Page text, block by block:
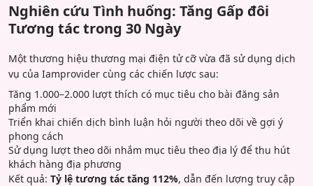
Nghiên cứu Tình huống: Tăng Gấp đôi
Tương tác trong 30 Ngày
Một thương hiệu thương mại điện tử cỡ vừa đã sử dụng dịch
vụ của Iamprovider cùng các chiến lược sau:
Tăng 1.000–2.000 lượt thích có mục tiêu cho bài đăng sản
phẩm mới
Triển khai chiến dịch bình luận hỏi người theo dõi về gợi ý
phong cách
Sử dụng lượt theo dõi nhắm mục tiêu theo địa lý để thu hút
khách hàng địa phương
Kết quả: Tỷ lệ tương tác tăng 112%, dẫn đến lượng truy cập